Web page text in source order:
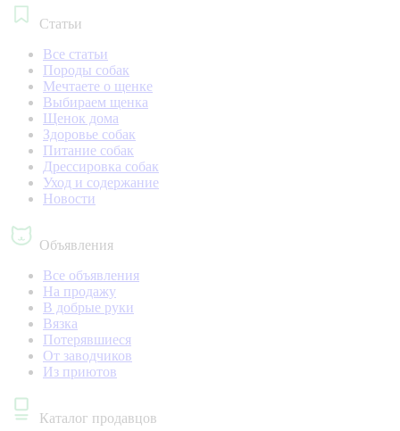
Статьи
Все статьи
Породы собак
Мечтаете о щенке
Выбираем щенка
Щенок дома
Здоровье собак
Питание собак
Дрессировка собак
Уход и содержание
Новости
Объявления
Все объявления
На продажу
В добрые руки
Вязка
Потерявшиеся
От заводчиков
Из приютов
Каталог продавцов